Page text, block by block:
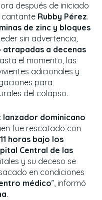
después de iniciado
cantante Rubby Pérez.
de zinc y bloques
sin advertencia,
atrapadas a decenas
el momento, las
adicionales y
para
del colapso.
lanzador dominicano
fue rescatado con
horas bajo los
Central de las
y su deceso se
en condiciones
médico”, informó
.